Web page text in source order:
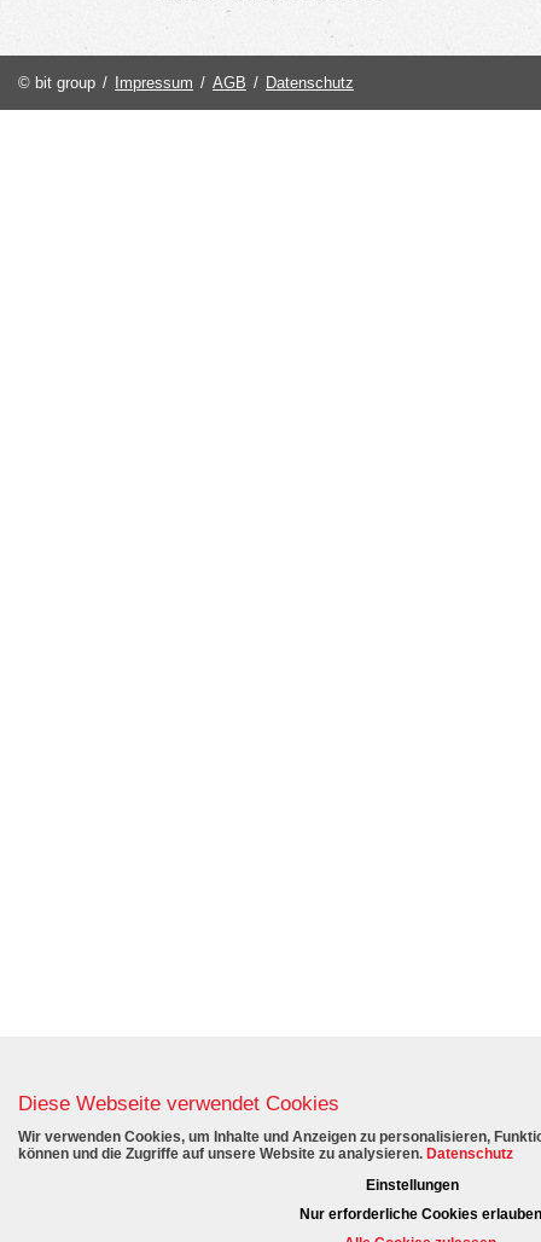
© bit group / Impressum / AGB / Datenschutz
Diese Webseite verwendet Cookies
Wir verwenden Cookies, um Inhalte und Anzeigen zu personalisieren,
können und die Zugriffe auf unsere Website zu analysieren. Datenschutz
Einstellungen
Nur erforderliche Cookies erlauben